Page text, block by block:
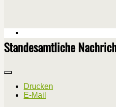
Standesamtliche
Drucken
E-Mail